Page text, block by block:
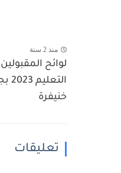
منذ 2 سنة
لوائح المقبولين
خنيفرة
تعليقات